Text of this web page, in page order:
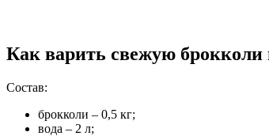
Как варить свежую брокколи
Состав:
брокколи – 0,5 кг;
вода – 2 л;